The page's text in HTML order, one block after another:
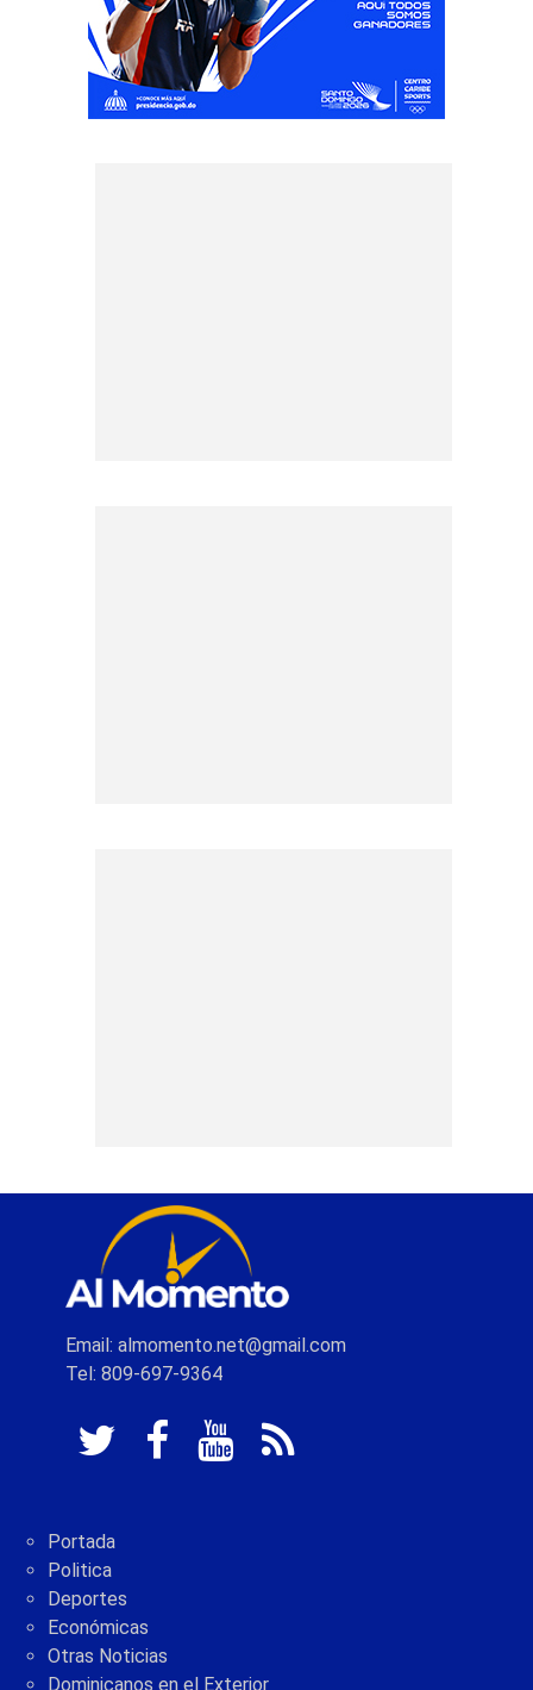
Email: almomento.net@gmail.com
Tel: 809-697-9364
Portada
Politica
Deportes
Económicas
Otras Noticias
Dominicanos en el Exterior